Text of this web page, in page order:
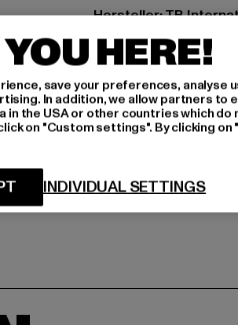
Hersteller: TB
Dr.-Robert-Murjahn-
GRÖSSE
HERE!
save your preferences, analyse
In addition, we allow partners to
the USA or other countries which do
on "Custom settings". By clicking
INDIVIDUAL SETTINGS